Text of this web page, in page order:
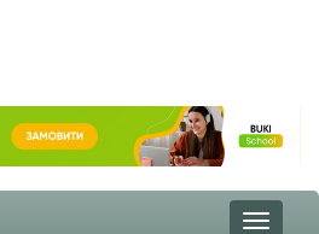
Toggle